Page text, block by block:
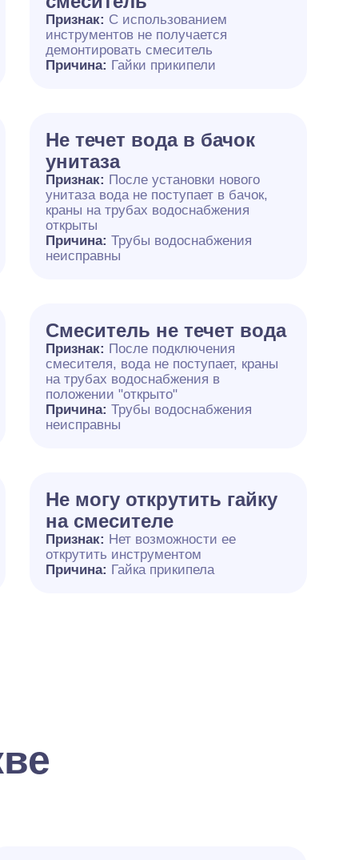
Признак: С использованием
инструментов не получается
демонтировать смеситель
Причина: Гайки прикипели
Не течет вода в бачок
унитаза
Признак: После установки нового
унитаза вода не поступает в бачок,
краны на трубах водоснабжения
открыты
Причина: Трубы водоснабжения
неисправны
Смеситель не течет вода
Признак: После подключения
смесителя, вода не поступает, краны
на трубах водоснабжения в
положении "открыто"
Причина: Трубы водоснабжения
неисправны
Не могу открутить гайку
на смесителе
Признак: Нет возможности ее
открутить инструментом
Причина: Гайка прикипела